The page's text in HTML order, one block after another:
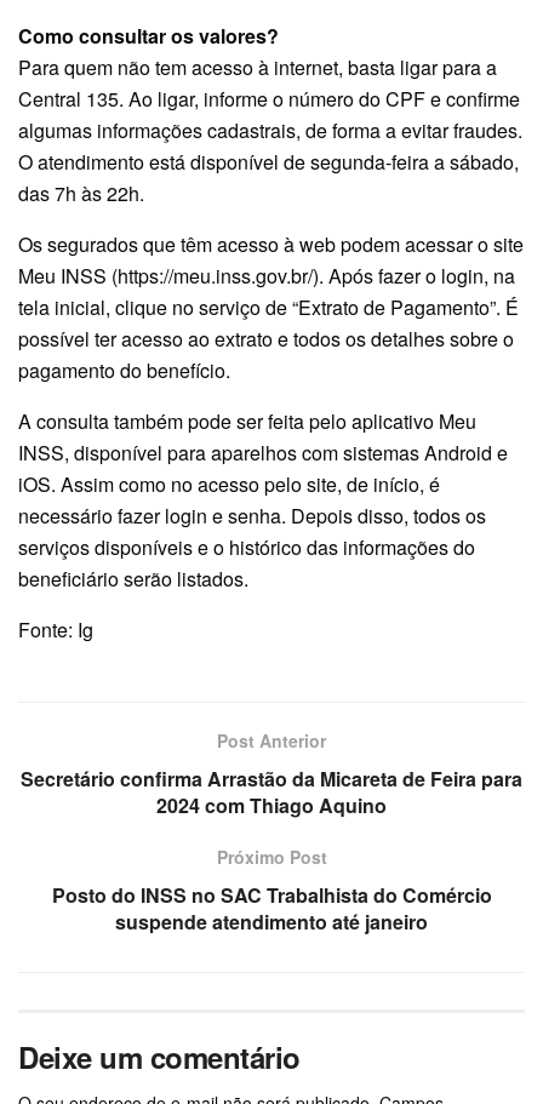
Como consultar os valores?
Para quem não tem acesso à internet, basta ligar para a
Central 135. Ao ligar, informe o número do CPF e confirme
algumas informações cadastrais, de forma a evitar fraudes.
O atendimento está disponível de segunda-feira a sábado,
das 7h às 22h.
Os segurados que têm acesso à web podem acessar o site
Meu INSS (https://meu.inss.gov.br/). Após fazer o login, na
tela inicial, clique no serviço de “Extrato de Pagamento”. É
possível ter acesso ao extrato e todos os detalhes sobre o
pagamento do benefício.
A consulta também pode ser feita pelo aplicativo Meu
INSS, disponível para aparelhos com sistemas Android e
iOS. Assim como no acesso pelo site, de início, é
necessário fazer login e senha. Depois disso, todos os
serviços disponíveis e o histórico das informações do
beneficiário serão listados.
Fonte: Ig
Post Anterior
Secretário confirma Arrastão da Micareta de Feira para
2024 com Thiago Aquino
Próximo Post
Posto do INSS no SAC Trabalhista do Comércio
suspende atendimento até janeiro
Deixe um comentário